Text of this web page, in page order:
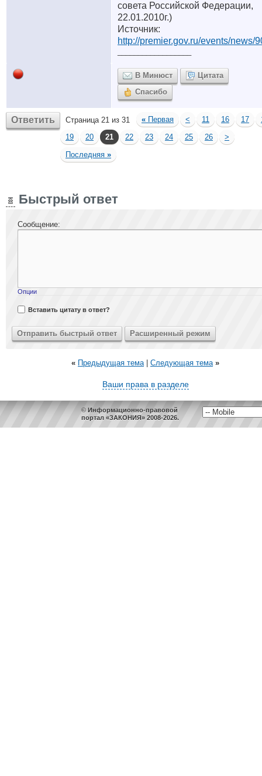
совета Российской Федерации,
22.01.2010г.)
Источник:
http://premier.gov.ru/events/news/
В Минюст
Цитата
Спасибо
Ответить Страница 21 из 31 « Первая < 11 16 17
19
20 21 22 23 24 25 26
>
Последняя »
Быстрый ответ
Сообщение:
Опции
Вставить цитату в ответ?
« Предыдущая тема| Следующая тема »
Ваши права в разделе
© Информационно-правовой
портал «ЗАКОНИЯ» 2008-2026.